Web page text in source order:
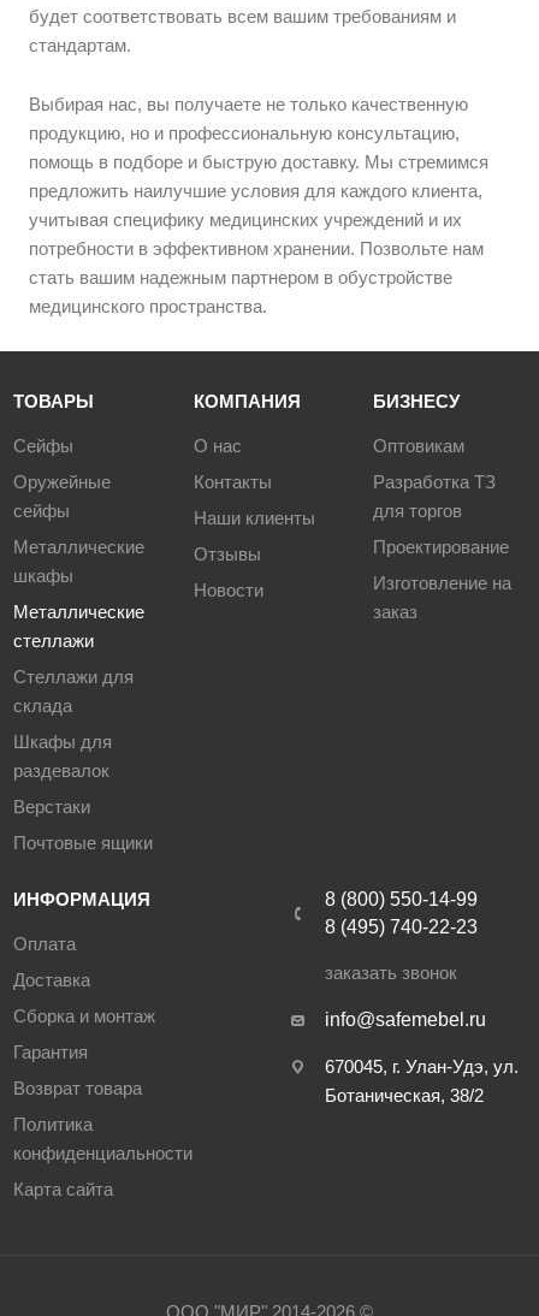
будет соответствовать всем вашим требованиям и
стандартам.
Выбирая нас, вы получаете не только качественную
продукцию, но и профессиональную консультацию,
помощь в подборе и быструю доставку. Мы стремимся
предложить наилучшие условия для каждого клиента,
учитывая специфику медицинских учреждений и их
потребности в эффективном хранении. Позвольте нам
стать вашим надежным партнером в обустройстве
медицинского пространства.
ТОВАРЫ
Сейфы
Оружейные
сейфы
Металлические
шкафы
Металлические
стеллажи
Стеллажи для
склада
Шкафы для
раздевалок
Верстаки
Почтовые ящики
КОМПАНИЯ
О нас
Контакты
Наши клиенты
Отзывы
Новости
БИЗНЕСУ
Оптовикам
Разработка ТЗ
для торгов
Проектирование
Изготовление на
заказ
ИНФОРМАЦИЯ
Оплата
Доставка
Сборка и монтаж
Гарантия
Возврат товара
Политика
конфиденциальности
Карта сайта
8 (800) 550-14-99
8 (495) 740-22-23
заказать звонок
info@safemebel.ru
670045, г. Улан-Удэ, ул.
Ботаническая, 38/2